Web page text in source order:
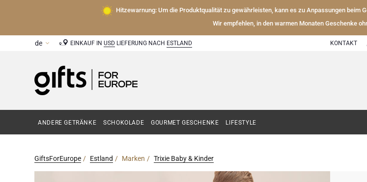
Hitzewarnung: Um die Produktqualität zu gewährleisten, kann es zu Anpassungen beim
Wir empfehlen, in den warmen Monaten Geschenke
EINKAUF IN USD LIEFERUNG NACH ESTLAND KONTAKT
ANDERE GETRÄNKE SCHOKOLADE GOURMET GESCHENKE LIFESTYLE
GiftsForEurope Estland Marken Trixie Baby & Kinder